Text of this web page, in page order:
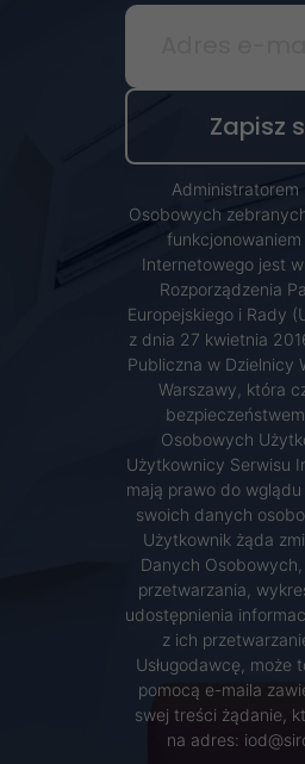
Administratorem
Osobowych
funkcjonowaniem
Internetowego jest
Rozporządzenia
Europejskiego i Rady
z dnia 27 kwietnia
Publiczna w Dzielnicy
Warszawy, która
Osobowych
Użytkownicy Serwisu
mają prawo do
swoich danych
Użytkownik żąda
Danych
przetwarzania,
udostępnienia
z ich
Usługodawcę, może
pomocą e-maila
swej treści żądanie,
na adres: